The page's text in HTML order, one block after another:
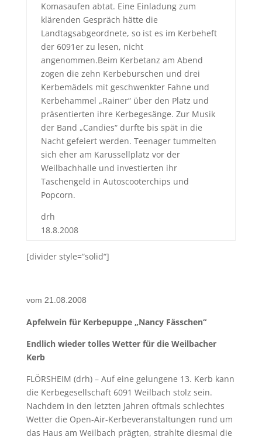
Komasaufen abtat. Eine Einladung zum
klärenden Gespräch hätte die
Landtagsabgeordnete, so ist es im Kerbeheft
der 6091er zu lesen, nicht
angenommen.Beim Kerbetanz am Abend
zogen die zehn Kerbeburschen und drei
Kerbemädels mit geschwenkter Fahne und
Kerbehammel „Rainer“ über den Platz und
präsentierten ihre Kerbegesänge. Zur Musik
der Band „Candies“ durfte bis spät in die
Nacht gefeiert werden. Teenager tummelten
sich eher am Karussellplatz vor der
Weilbachhalle und investierten ihr
Taschengeld in Autoscooterchips und
Popcorn.
drh
18.8.2008
[divider style=“solid“]
vom 21.08.2008
Apfelwein für Kerbepuppe „Nancy Fässchen“
Endlich wieder tolles Wetter für die Weilbacher
Kerb
FLÖRSHEIM (drh) – Auf eine gelungene 13. Kerb kann
die Kerbegesellschaft 6091 Weilbach stolz sein.
Nachdem in den letzten Jahren oftmals schlechtes
Wetter die Open-Air-Kerbeveranstaltungen rund um
das Haus am Weilbach prägten, strahlte diesmal die